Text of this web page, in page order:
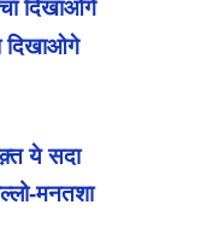
दिखाओगे
दिखाओगे
ये सदा
मनतशा